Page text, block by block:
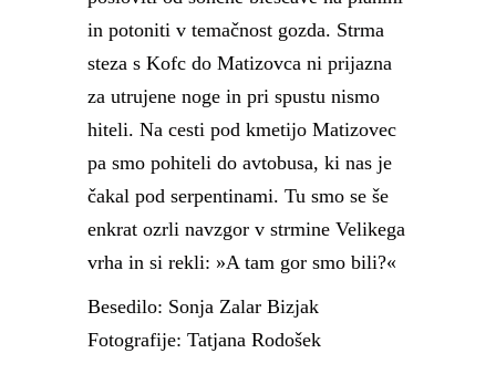
in potoniti v temačnost gozda. Strma
steza s Kofc do Matizovca ni prijazna
za utrujene noge in pri spustu nismo
hiteli. Na cesti pod kmetijo Matizovec
pa smo pohiteli do avtobusa, ki nas je
čakal pod serpentinami. Tu smo se še
enkrat ozrli navzgor v strmine Velikega
vrha in si rekli: »A tam gor smo bili?«
Besedilo: Sonja Zalar Bizjak
Fotografije: Tatjana Rodošek